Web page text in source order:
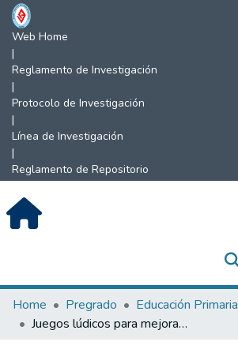
Web Home
|
Reglamento de Investigación
|
Protocolo de Investigación
|
Línea de Investigación
|
Reglamento de Repositorio
Communities & Collections
All of DSpace
Home Pregrado Educación Primaria
Juegos lúdicos para mejorar la comprensión y resolución de problemas aditivos en estudiantes de 2° grado de primaria, Institución Educativa 17666 El Cruce, Chirinos.